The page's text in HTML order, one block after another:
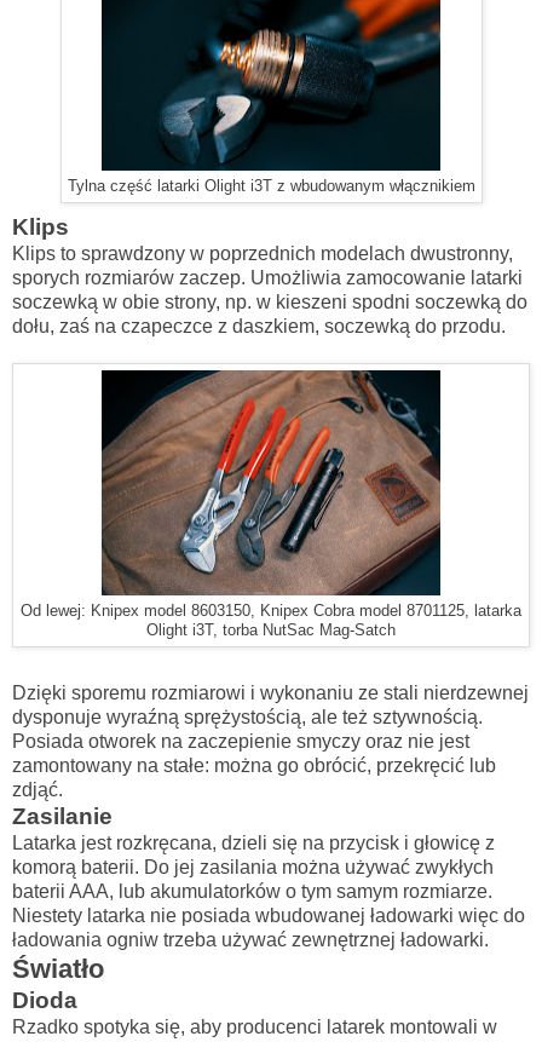
Tylna część latarki Olight i3T z wbudowanym włącznikiem
Klips
Klips to sprawdzony w poprzednich modelach dwustronny,
sporych rozmiarów zaczep. Umożliwia zamocowanie latarki
soczewką w obie strony, np. w kieszeni spodni soczewką do
dołu, zaś na czapeczce z daszkiem, soczewką do przodu.
Od lewej: Knipex model 8603150, Knipex Cobra model 8701125, latarka
Olight i3T, torba NutSac Mag-Satch
Dzięki sporemu rozmiarowi i wykonaniu ze stali nierdzewnej
dysponuje wyraźną sprężystością, ale też sztywnością.
Posiada otworek na zaczepienie smyczy oraz nie jest
zamontowany na stałe: można go obrócić, przekręcić lub
zdjąć.
Zasilanie
Latarka jest rozkręcana, dzieli się na przycisk i głowicę z
komorą baterii. Do jej zasilania można używać zwykłych
baterii AAA, lub akumulatorków o tym samym rozmiarze.
Niestety latarka nie posiada wbudowanej ładowarki więc do
ładowania ogniw trzeba używać zewnętrznej ładowarki.
Światło
Dioda
Rzadko spotyka się, aby producenci latarek montowali w